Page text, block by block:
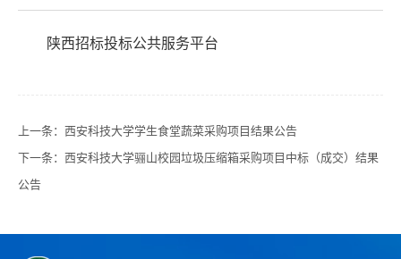
陕西招标投标公共服务平台
上一条： 西安科技大学学生食堂蔬菜采购项目结果公告
下一条： 西安科技大学骊山校园垃圾压缩箱采购项目中标（成交）结果
公告